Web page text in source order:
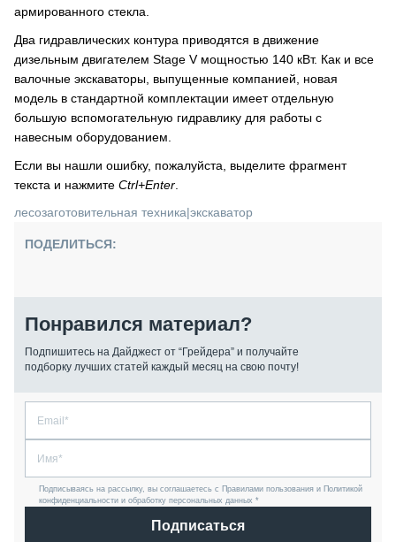
армированного стекла.
Два гидравлических контура приводятся в движение
дизельным двигателем Stage V мощностью 140 кВт. Как и все
валочные экскаваторы, выпущенные компанией, новая
модель в стандартной комплектации имеет отдельную
большую вспомогательную гидравлику для работы с
навесным оборудованием.
Если вы нашли ошибку, пожалуйста, выделите фрагмент
текста и нажмите Ctrl+Enter
лесозаготовительная техника|экскаватор
ПОДЕЛИТЬСЯ:
Понравился материал?
Подпишитесь на Дайджест от “Грейдера” и получайте
подборку лучших статей каждый месяц на свою почту!
Подписываясь на рассылку, вы соглашаетесь с Правилами пользования и Политикой
конфиденциальности и обработку персональных данных *
Подписаться